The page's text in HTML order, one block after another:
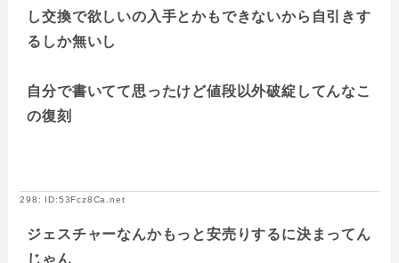
し交換で欲しいの入手とかもできないから自引きす
るしか無いし
自分で書いてて思ったけど値段以外破綻してんなこ
の復刻
298: ID:53Fcz8Ca.net
ジェスチャーなんかもっと安売りするに決まってん
じゃん